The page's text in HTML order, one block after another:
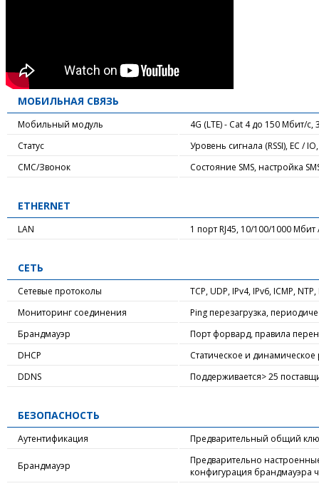
МОБИЛЬНАЯ СВЯЗЬ
Мобильный модуль
4G (LTE) - Cat 4 до 150 Мбит/
Статус
Уровень сигнала (RSSI), EC /
СМС/Звонок
Состояние SMS, настройка
ETHERNET
LAN 1 порт RJ45, 10/100/1000
СЕТЬ
Сетевые протоколы
TCP, UDP, IPv4, IPv6, ICMP,
Мониторинг соединения
Ping перезагрузка,
Брандмауэр
Порт форвард, правила
DHCP
Статическое и динамическое
DDNS
Поддерживается> 25
БЕЗОПАСНОСТЬ
Аутентификация Предварительный общий
Брандмауэр
Предварительно
конфигурация брандмауэра